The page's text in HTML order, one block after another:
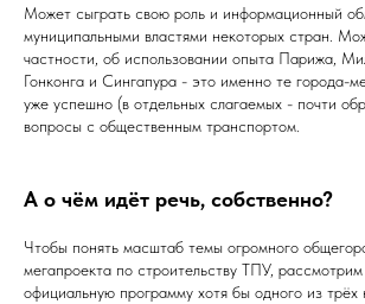
Может сыграть свою роль и информационный
муниципальными властями некоторых стран.
частности, об использовании опыта Парижа,
Гонконга и Сингапура - это именно те города-
уже успешно (в отдельных слагаемых - почти
вопросы с общественным транспортом.
А о чём идёт речь, собственно?
Чтобы понять масштаб темы огромного
мегапроекта по строительству ТПУ,
официальную программу хотя бы одного из трёх